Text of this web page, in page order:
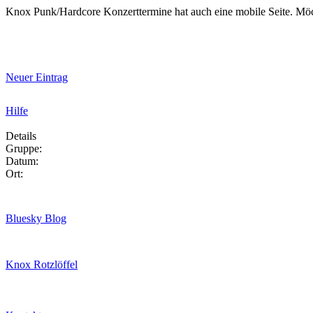
Knox Punk/Hardcore Konzerttermine hat auch eine mobile Seite.
Neuer Eintrag
Hilfe
Details
Gruppe:
Datum:
Ort:
Bluesky Blog
Knox Rotzlöffel